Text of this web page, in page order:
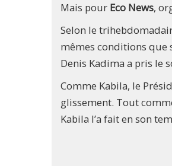
Mais pour Eco News,
Selon le
mêmes conditions que
Denis Kadima a pris le
Comme Kabila, le
glissement. Tout
Kabila l’a fait en son